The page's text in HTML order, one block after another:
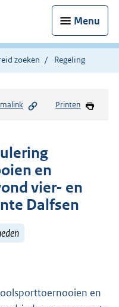
Menu
zoeken Regeling
Printen
en
vier- en
Dalfsen
en